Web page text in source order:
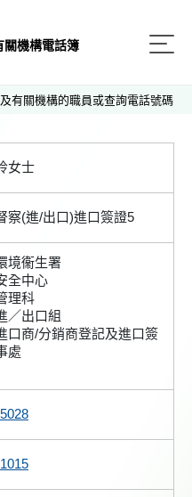
關機構電話簿
有關機構的職員或查詢電話號碼
女士
察(進/出口)進口簽證5
境衞生署
全中心
理科
／出口組
口商/分銷商登記及進口簽
處